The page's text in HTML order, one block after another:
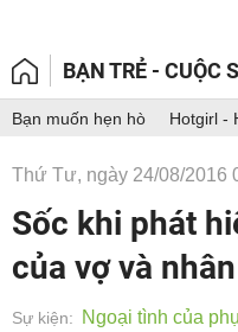
BẠN TRẺ - CUỘC
Bạn muốn hẹn hò Hotgirl -
Thứ Tư, ngày 24/08/2016
Sốc khi phát
của vợ và
Sự kiện: Ngoại tình của